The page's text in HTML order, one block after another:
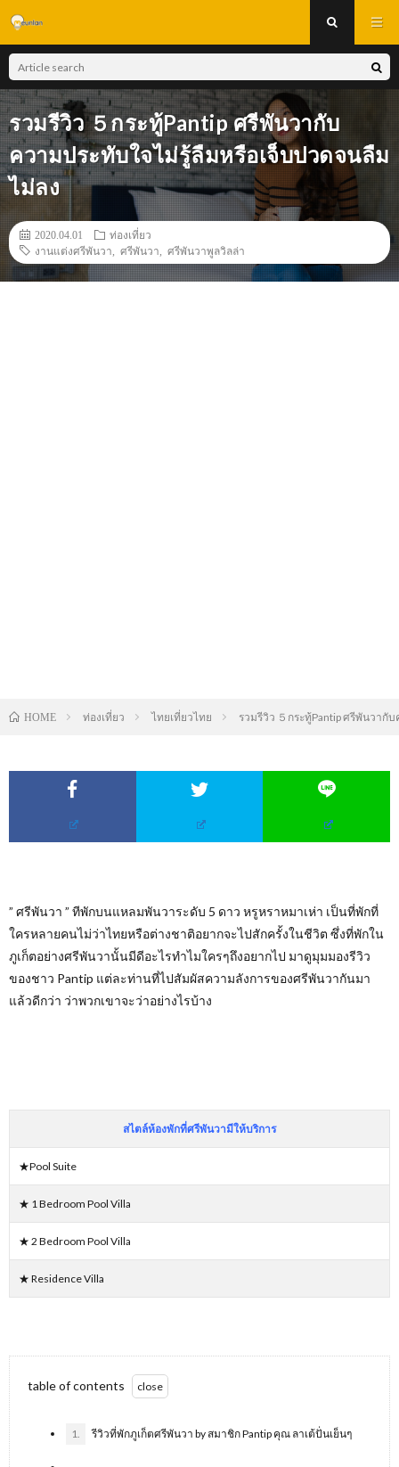
รวมรีวิว ５กระทู้Pantip ศรีพันวากับ
ความประทับใจไม่รู้ลืมหรือเจ็บปวดจนลืม
ไม่ลง
2020.04.01
ท่องเที่ยว
งานแต่งศรีพันวา
ศรีพันวา ศรีพันวาพูลวิลล่า
HOME ท่องเที่ยว ไทยเที่ยวไทย รวมรีวิว ５กระทู้Pantip ศรีพันวา
” ศรีพันวา ” ทีพักบนแหลมพันวาระดับ 5 ดาว หรูหราหมาเห่า เป็นที่พักที่
ใครหลายคนไม่ว่าไทยหรือต่างชาติอยากจะไปสักครั้งในชีวิต ซึ่งที่พักใน
ภูเก็ตอย่างศรีพันวานั้นมีดีอะไรทำไมใครๆถึงอยากไป มาดูมุมมองรีวิว
ของชาว Pantip แต่ละท่านที่ไปสัมผัสความลังการของศรีพันวากันมา
แล้วดีกว่า ว่าพวกเขาจะว่าอย่างไรบ้าง
สไตล์ห้องพักที่ศรีพันวามีให้บริการ
★Pool Suite
★ 1 Bedroom Pool Villa
★ 2 Bedroom Pool Villa
★ Residence Villa
table of contents
1. รีวิวที่พักภูเก็ตศรีพันวา by สมาชิก Pantip คุณ ลาเต้ปั่นเย็นๆ